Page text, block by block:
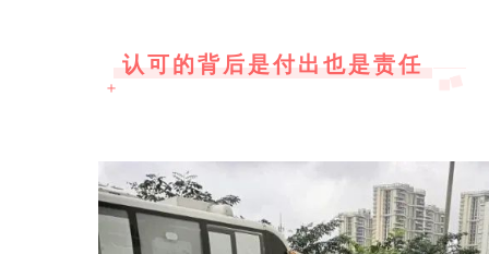
＋
认可的背后是付出也是责任